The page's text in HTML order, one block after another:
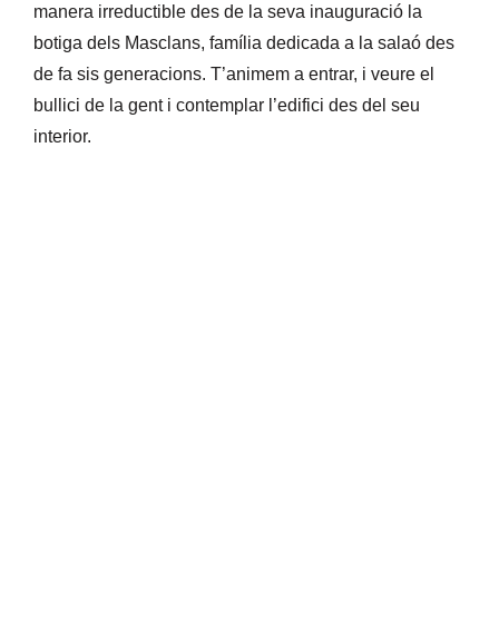
manera irreductible des de la seva inauguració la
botiga dels Masclans, família dedicada a la salaó des
de fa sis generacions. T’animem a entrar, i veure el
bullici de la gent i contemplar l’edifici des del seu
interior.